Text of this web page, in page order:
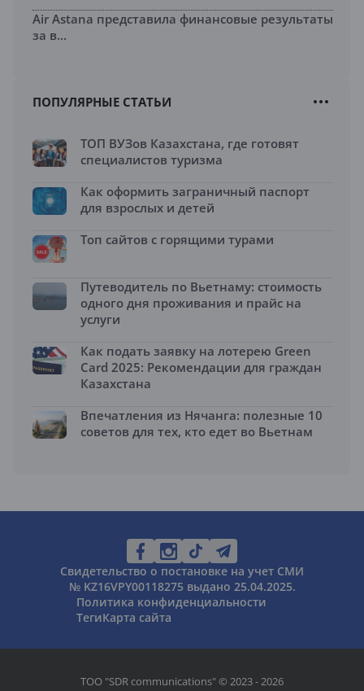
Air Astana представила финансовые результаты
за в...
ПОПУЛЯРНЫЕ СТАТЬИ
ТОП ВУЗов Казахстана, где готовят
специалистов туризма
Как оформить заграничный паспорт
для взрослых и детей
Топ сайтов с горящими турами
Путеводитель по Вьетнаму: стоимость
одного дня проживания и прайс на
услуги
Как подать заявку на лотерею Green
Card 2025: Рекомендации для граждан
Казахстана
Впечатления из Нячанга: полезные 10
советов для тех, кто едет во Вьетнам
Свидетельство о постановке на учет СМИ
№ KZ16VPY00118275 выдано 25.04.2025.
Политика конфиденциальности
ТегиКарта сайта
ТОО "SDR communications" © 2023 - 2026